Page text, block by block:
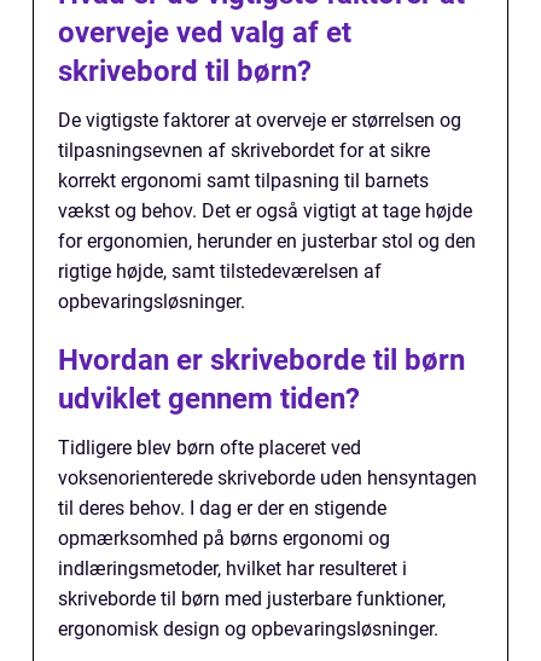
overveje ved valg af et
skrivebord til børn?
De vigtigste faktorer at overveje er størrelsen og
tilpasningsevnen af skrivebordet for at sikre
korrekt ergonomi samt tilpasning til barnets
vækst og behov. Det er også vigtigt at tage højde
for ergonomien, herunder en justerbar stol og den
rigtige højde, samt tilstedeværelsen af
opbevaringsløsninger.
Hvordan er skriveborde til børn
udviklet gennem tiden?
Tidligere blev børn ofte placeret ved
voksenorienterede skriveborde uden hensyntagen
til deres behov. I dag er der en stigende
opmærksomhed på børns ergonomi og
indlæringsmetoder, hvilket har resulteret i
skriveborde til børn med justerbare funktioner,
ergonomisk design og opbevaringsløsninger.